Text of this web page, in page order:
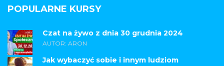
POPULARNE KURSY
Czat na żywo z dnia 30 grudnia 2024
AUTOR: ARON
Jak wybaczyć sobie i innym ludziom